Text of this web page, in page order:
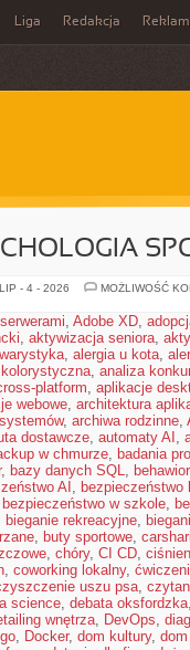
Liga Redakcja
- 4 - 2026
MOŻLIWOŚĆ
, Adobe XD,
, aktywizacja seniora,
, alergia u kota,
, analiza
platform, aplikacje
webowe, architektura
, archiwa rodzinne,
dostawcze, automaty AI ,
w chmurze, badania
, bazy danych SQL,
AI , bezpieczeństwo
bezpieczeństwo w szkole,
bieganie rekreacyjne,
, buty sportowe,
, chóry, CI CD,
, coworking lokalny,
uszu psa,
science, debata oksfordzka
wnętrza, DevOps,
, Docker, dom kultury,